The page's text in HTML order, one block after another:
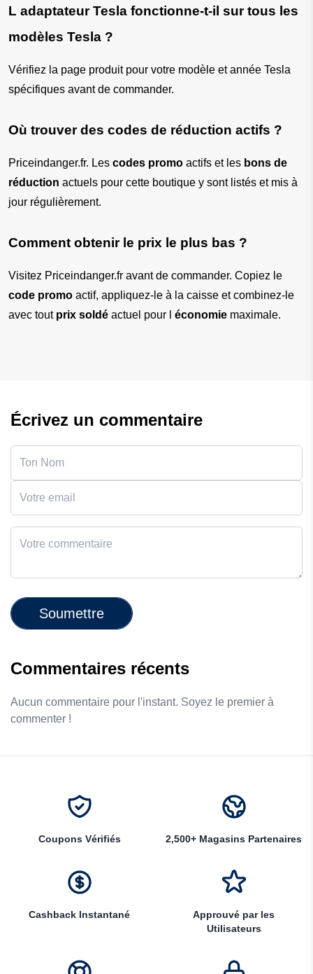
L adaptateur Tesla fonctionne-t-il sur tous les
modèles Tesla ?
Vérifiez la page produit pour votre modèle et année Tesla
spécifiques avant de commander.
Où trouver des codes de réduction actifs ?
Priceindanger.fr. Les codes promo actifs et les bons de
réduction actuels pour cette boutique y sont listés et mis à
jour régulièrement.
Comment obtenir le prix le plus bas ?
code promo actif, appliquez-le à la caisse et combinez-le
avec tout prix soldé actuel pour l économie maximale.
Écrivez un commentaire
Soumettre
Commentaires récents
Aucun commentaire pour l'instant. Soyez le premier à
commenter !
Coupons Vérifiés 2,500+ Magasins Partenaires
Cashback Instantané
Approuvé par les
Utilisateurs